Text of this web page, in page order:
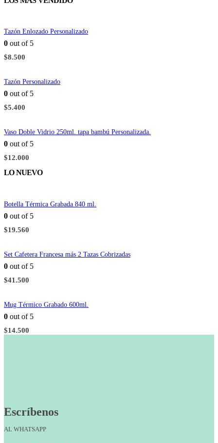
Tazón Enlozado Personalizado
0 out of 5
$8.500
Tazón Personalizado
0 out of 5
$5.400
Vaso Doble Vidrio 250ml. tapa bambú Personalizada.
0 out of 5
$12.000
LO NUEVO
Botella Térmica Grabada 840 ml.
0 out of 5
$19.560
Set Cafetera Francesa más 2 Tazas Cobrizadas
0 out of 5
$41.500
Mug Térmico Grabado 600ml.
0 out of 5
$14.500
Escríbenos
AL WHATSAPP